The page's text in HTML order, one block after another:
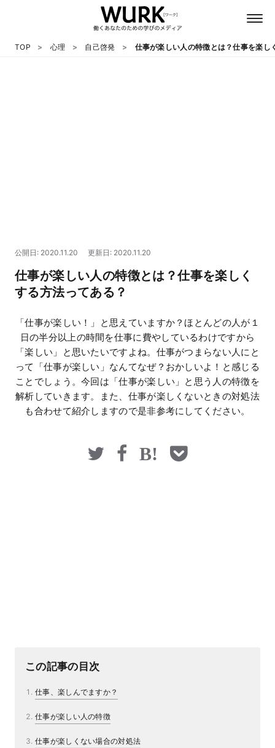
マネー
TOP 心理 自己啓発 仕事が楽しい人の特徴とは？仕事を楽し
公開日: 2020.11.20 更新日: 2020.11.20
仕事が楽しい人の特徴とは？仕事を楽しく
する方法ってある？
「仕事が楽しい！」と思えていますか？ほとんどの人が１
日の半分以上の時間を仕事に費やしているわけですから
「楽しい」と思いたいですよね。仕事がつまらない人にと
って「仕事が楽しい」なんてなぜ？おかしいよ！と感じる
ことでしょう。今回は「仕事が楽しい」と思う人の特徴を
解析していきます。また、仕事が楽しくないときの対処法
も合わせて紹介しますので是非参考にしてください。
この記事の目次
仕事、楽しんでますか？
仕事が楽しい人の特徴
仕事が楽しくない場合の対処法